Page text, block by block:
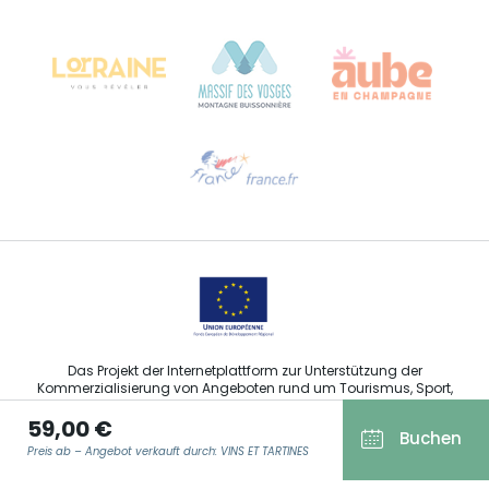
59,00 €
Preis ab – Angebot verkauft durch: VINS ET TARTINES Buchen
Sprechen Sie uns per E-Mail an
Das Projekt der Internetplattform zur Unterstützung der
Kommerzialisierung von Angeboten rund um Tourismus, Sport,
Kultur und Weintourismus in der Region Grand Est wurde im
Rahmen der Maßnahmen der Europäischen Union zur
Abfederung der COVID-19-Pandemie vom Europäischen Fonds
für regionale Entwicklung (EFRE) finanziert.